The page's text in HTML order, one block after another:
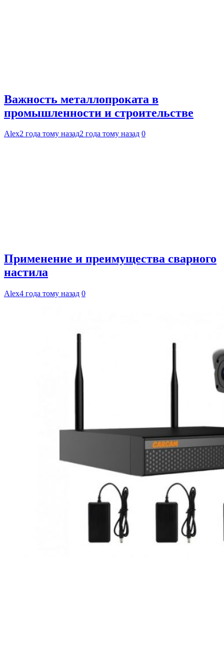
Важность металлопроката в
промышленности и строительстве
Alex2 года тому назад2 года тому назад 0
Применение и преимущества сварного
настила
Alex4 года тому назад 0